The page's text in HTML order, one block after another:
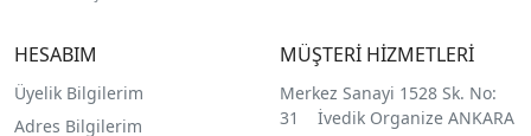
HESABIM
Üyelik Bilgilerim
Adres Bilgilerim
MÜŞTERİ HİZMETLERİ
Merkez Sanayi 1528 Sk. No:
31 İvedik Organize ANKARA